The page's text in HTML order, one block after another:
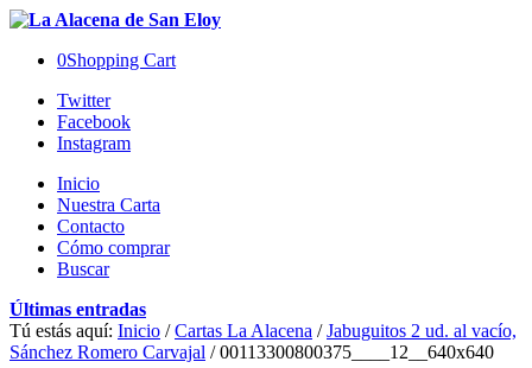
0Shopping Cart
Twitter
Facebook
Instagram
Inicio
Nuestra Carta
Contacto
Cómo comprar
Buscar
Últimas entradas
Tú estás aquí: Inicio / Cartas La Alacena / Jabuguitos 2 ud. al vacío,
Sánchez Romero Carvajal / 00113300800375____12__640x640